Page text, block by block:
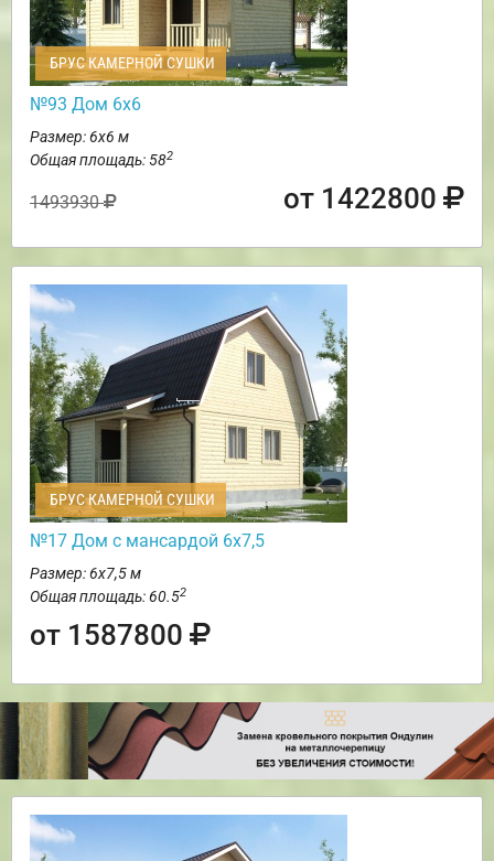
БРУС КАМЕРНОЙ СУШКИ
№93 Дом 6х6
Размер: 6х6 м
Общая площадь: 582
1493930 от 1422800
БРУС КАМЕРНОЙ СУШКИ
№17 Дом с мансардой 6х7,5
Размер: 6х7,5 м
Общая площадь: 60.52
от 1587800